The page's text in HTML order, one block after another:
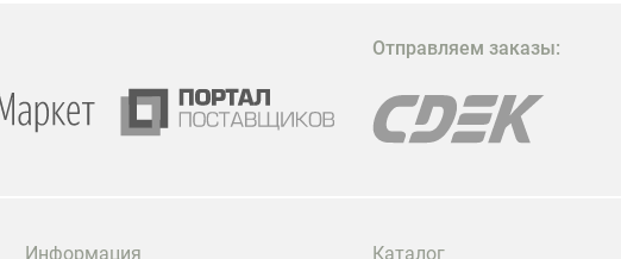
эффективных и бюджетных способов стать
проектора.
Отправляем заказы:
Информация Каталог